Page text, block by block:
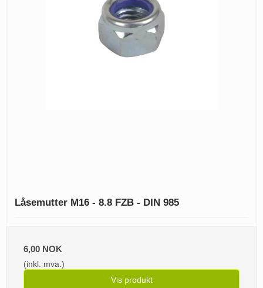
Låsemutter M16 - 8.8 FZB - DIN 985
6,00 NOK
(inkl. mva.)
Vis produkt